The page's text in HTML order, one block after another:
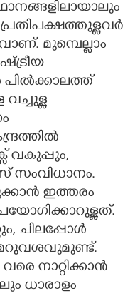
മുമ്പെല്ലാം
പിൽക്കാലത്ത്
വകുപ്പും,
സംവിധാനം.
ഇത്തരം
ചിലപ്പോൾ
നാറ്റിക്കാൻ
ധാരാളം